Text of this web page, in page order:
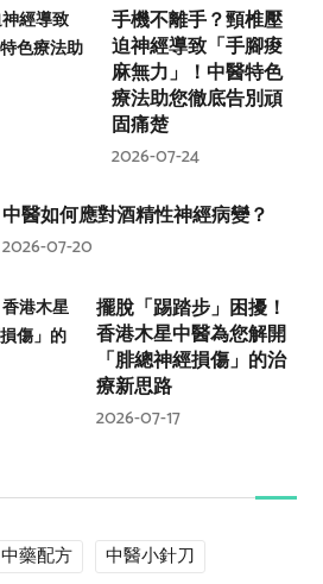
手機不離手？頸椎壓
迫神經導致「手腳痠
麻無力」！中醫特色
療法助您徹底告別頑
固痛楚
2026-07-24
中醫如何應對酒精性神經病變？
2026-07-20
擺脫「踢踏步」困擾！
香港木星中醫為您解開
「腓總神經損傷」的治
療新思路
2026-07-17
中藥配方
中醫小針刀